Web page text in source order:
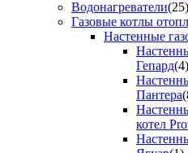
Водонагреватели(25)
Газовые котлы
Настенные
Гепард(4)
Пантера
котел